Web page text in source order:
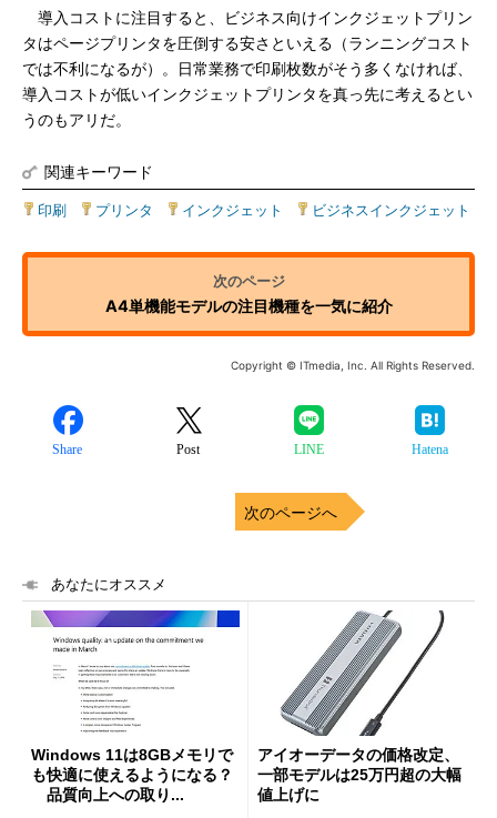
導入コストに注目すると、ビジネス向けインクジェットプリン
タはページプリンタを圧倒する安さといえる（ランニングコスト
では不利になるが）。日常業務で印刷枚数がそう多くなければ、
導入コストが低いインクジェットプリンタを真っ先に考えるとい
うのもアリだ。
関連キーワード
印刷 プリンタ インクジェット ビジネスインクジェット
A4単機能モデルの注目機種を一気に紹介
Copyright © ITmedia, Inc. All Rights Reserved.
Share Post LINE Hatena
次のページへ
あなたにオススメ
Windows 11は8GBメモリで
も快適に使えるようになる？
品質向上への取り...
アイオーデータの価格改定、
一部モデルは25万円超の大幅
値上げに